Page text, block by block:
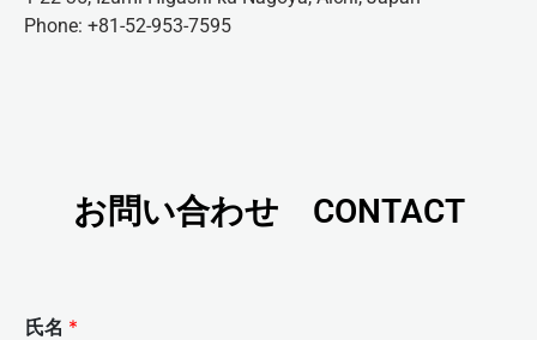
Phone: +81-52-953-7595
お問い合わせ CONTACT
氏名 *